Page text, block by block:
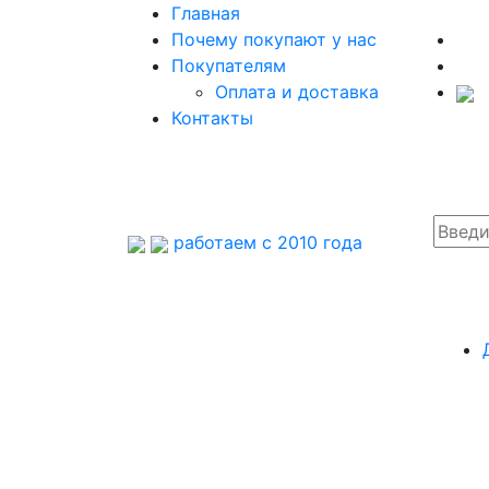
Главная
Почему покупают у нас
Покупателям
Оплата и доставка
Контакты
работаем с 2010 года